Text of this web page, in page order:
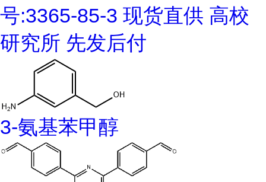
号:3365-85-3 现货直供 高校
研究所 先发后付
3-氨基苯甲醇